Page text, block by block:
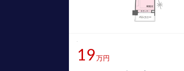
19万円